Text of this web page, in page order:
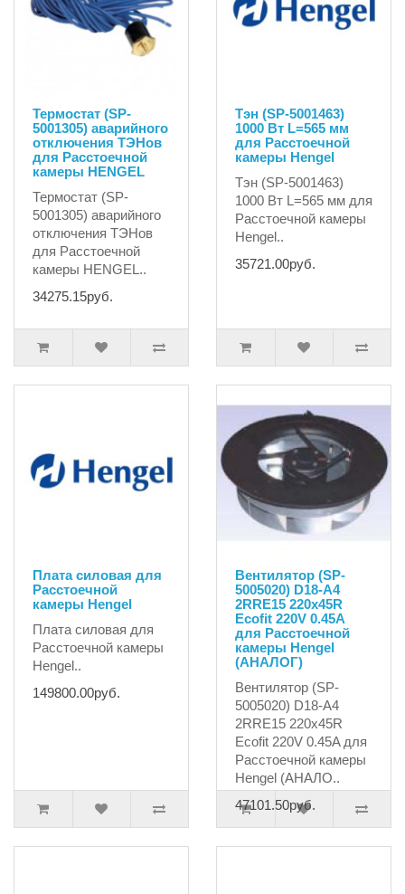
Термостат (SP-
5001305) аварийного
отключения ТЭНов
для Расстоечной
камеры HENGEL
Термостат (SP-
5001305) аварийного
отключения ТЭНов
для Расстоечной
камеры HENGEL..
34275.15руб.
Тэн (SP-5001463)
1000 Вт L=565 мм
для Расстоечной
камеры Hengel
Тэн (SP-5001463)
1000 Вт L=565 мм для
Расстоечной камеры
Hengel..
35721.00руб.
Плата силовая для
Расстоечной
камеры Hengel
Плата силовая для
Расстоечной камеры
Hengel..
149800.00руб.
Вентилятор (SP-
5005020) D18-A4
2RRE15 220x45R
Ecofit 220V 0.45A
для Расстоечной
камеры Hengel
(АНАЛОГ)
Вентилятор (SP-
5005020) D18-A4
2RRE15 220x45R
Ecofit 220V 0.45A для
Расстоечной камеры
Hengel (АНАЛО..
47101.50руб.